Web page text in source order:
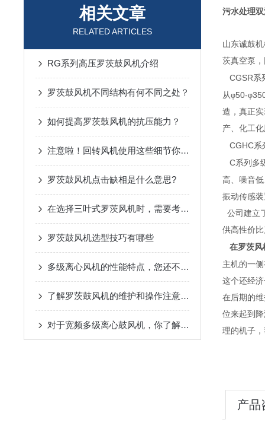
相关文章
RELATED ARTICLES
RG系列高压罗茨鼓风机介绍
罗茨鼓风机不同结构有何不同之处？
如何提高罗茨鼓风机的抗压能力？
注意啦！回转风机使用这些细节你把控到了吗
罗茨鼓风机点击缺相是什么意思?
在选择三叶式罗茨风机时，需要考虑的一些因素
罗茨鼓风机选型技巧有哪些
多级离心风机的性能特点，您还不知道吗
了解罗茨鼓风机的维护和操作注意事项同样重要
对于宽频多级离心鼓风机，你了解吗？
污水处理
山东诚鼓
茨真空泵
CGSR系
从φ50-φ
造，真正
产、化工
CGHC系
C系列多
高、噪音
振动传感
公司建立
供高性价
在罗茨风
主机的一
这个还经
在后期的
位来起到
理的机子
产品